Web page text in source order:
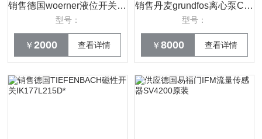
销售德国woerner液位开关KFA-A/G/S/S/063B
型号：
￥2000 查看详情
销售丹麦grundfos离心泵CR10-09A-FJ-A-E
型号：
￥8000 查看详情